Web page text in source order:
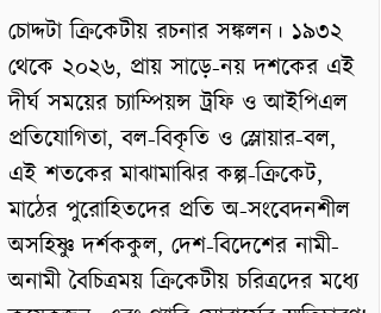
চোদ্দটা ক্রিকেটীয় রচনার সঙ্কলন। ১৯৩২
থেকে ২০২৬, প্রায় সাড়ে-নয় দশকের এই
দীর্ঘ সময়ের চ্যাম্পিয়ন্স ট্রফি ও আইপিএল
প্রতিযোগিতা, বল-বিকৃতি ও স্লোয়ার-বল,
এই শতকের মাঝামাঝির কল্প-ক্রিকেট,
মাঠের পুরোহিতদের প্রতি অ-সংবেদনশীল
অসহিষ্ণু দর্শককুল, দেশ-বিদেশের নামী-
অনামী বৈচিত্রময় ক্রিকেটীয় চরিত্রদের মধ্যে